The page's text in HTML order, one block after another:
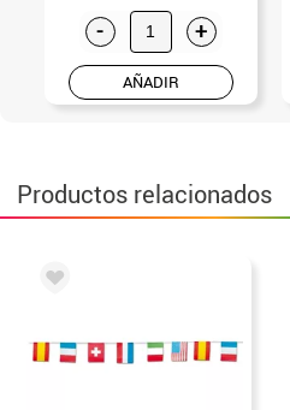
- +
AÑADIR
Productos relacionados